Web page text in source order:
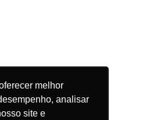
melhor
analisar
site e